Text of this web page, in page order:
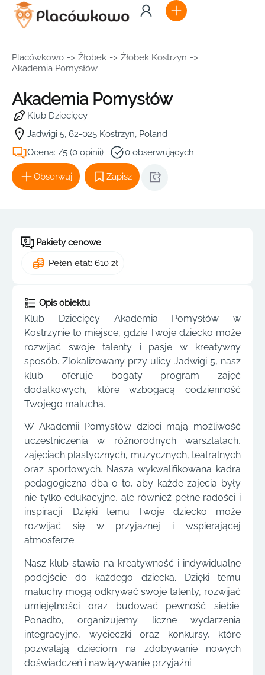
Placówkowo -> Żłobek -> Żłobek Kostrzyn ->
Akademia Pomysłów
Akademia Pomysłów
Klub Dziecięcy
Jadwigi 5, 62-025 Kostrzyn, Poland
Ocena: /5 (0 opinii)
0 obserwujących
Obserwuj Zapisz
Pakiety cenowe
Pełen etat: 610 zł
Opis obiektu
Klub Dziecięcy Akademia Pomysłów w
Kostrzynie to miejsce, gdzie Twoje dziecko może
rozwijać swoje talenty i pasje w kreatywny
sposób. Zlokalizowany przy ulicy Jadwigi 5, nasz
klub oferuje bogaty program zajęć
dodatkowych, które wzbogacą codzienność
Twojego malucha.
W Akademii Pomysłów dzieci mają możliwość
uczestniczenia w różnorodnych warsztatach,
zajęciach plastycznych, muzycznych, teatralnych
oraz sportowych. Nasza wykwalifikowana kadra
pedagogiczna dba o to, aby każde zajęcia były
nie tylko edukacyjne, ale również pełne radości i
inspiracji. Dzięki temu Twoje dziecko może
rozwijać się w przyjaznej i wspierającej
atmosferze.
Nasz klub stawia na kreatywność i indywidualne
podejście do każdego dziecka. Dzięki temu
maluchy mogą odkrywać swoje talenty, rozwijać
umiejętności oraz budować pewność siebie.
Ponadto, organizujemy liczne wydarzenia
integracyjne, wycieczki oraz konkursy, które
pozwalają dzieciom na zdobywanie nowych
doświadczeń i nawiązywanie przyjaźni.